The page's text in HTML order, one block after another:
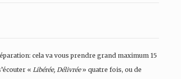
cela va vous prendre grand maximum 15
« Libérée, Délivrée» quatre fois, ou de